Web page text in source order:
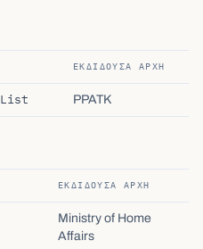
ΕΚΔΊΔΟΥΣΑ ΑΡΧΉ
List PPATK
ΕΚΔΊΔΟΥΣΑ ΑΡΧΉ
Ministry of Home
Affairs